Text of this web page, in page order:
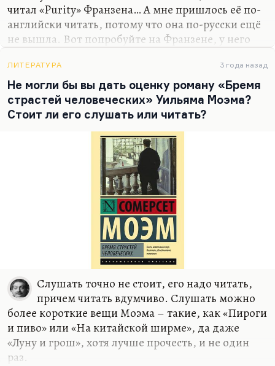
Господи боже мой, ну…
читал «Purity» Франзена… А мне пришлось её по-
английски читать, потому что она по-русски ещё
не вышла. Вот попробуйте на Франзене, у него
был язык у Гарднера («Никелевая гора» и прочее).
Как мне кажется, очень неплохой был язык у
Гэддиса, просто замечательный.
ЛИТЕРАТУРА 3 года назад
Не могли бы вы дать оценку роману «Бремя
страстей человеческих» Уильяма Моэма?
Стоит ли его слушать или читать?
Слушать точно не стоит, его надо читать,
причем читать вдумчиво. Слушать можно
более короткие вещи Моэма – такие, как «Пироги
и пиво» или «На китайской ширме», да даже
«Луну и грош», хотя лучше прочесть, и не один
раз.